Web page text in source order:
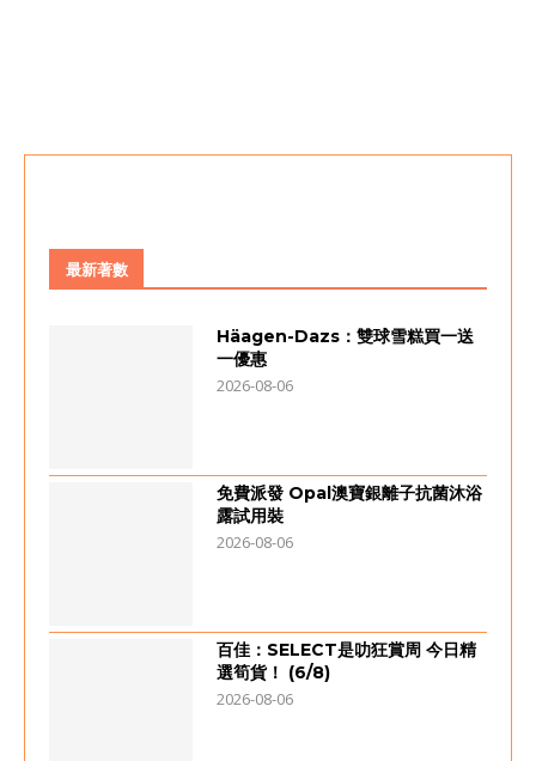
最新著數
Häagen-Dazs：雙球雪糕買一送
一優惠
2026-08-06
免費派發 Opal澳寶銀離子抗菌沐浴
露試用裝
2026-08-06
百佳：SELECT是叻狂賞周 今日精
選筍貨！ (6/8)
2026-08-06